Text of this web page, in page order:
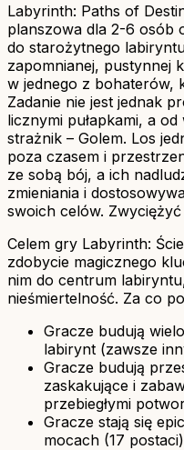
Labyrinth: Paths of
planszowa dla 2-6 osób
do starożytnego
zapomnianej, pustynnej
w jednego z bohaterów,
Zadanie nie jest jednak
licznymi pułapkami, a
strażnik – Golem. Los
poza czasem i
ze sobą bój, a ich
zmieniania i
swoich celów.
Celem gry Labyrinth:
zdobycie magicznego
nim do centrum
nieśmiertelność. Za co
Gracze budują
labirynt (zawsze
Gracze budują
zaskakujące i
przebiegłymi
Gracze stają się
mocach (17